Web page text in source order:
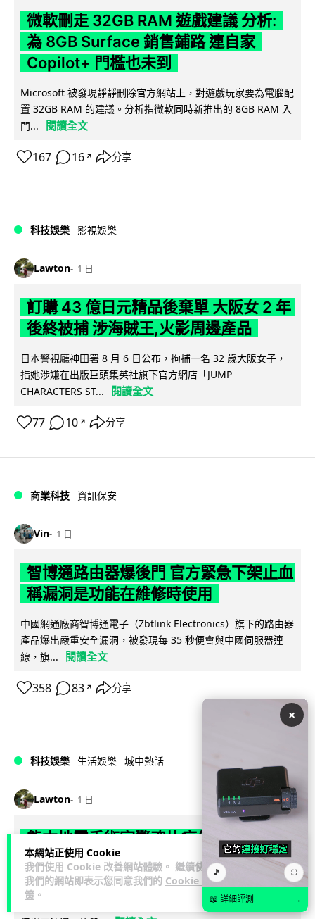
本網站正使用 Cookie
我們使用 Cookie 改善網站體驗。 繼續使用
我們的網站即表示您同意我們的 Cookie 政
策 。
微軟刪走 32GB RAM 遊戲建議 分析:
為 8GB Surface 銷售鋪路 連自家
Copilot+ 門檻也未到
Microsoft 被發現靜靜刪除官方網站上，對遊戲玩家要為電腦配
置 32GB RAM 的建議。分析指微軟同時新推出的 8GB RAM 入
門...
閱讀全文
167 16 ↗ 分享
科技娛樂 影視娛樂
Lawton 1 日
訂購 43 億日元精品後棄單 大阪女 2 年
後終被捕 涉海賊王,火影周邊產品
日本警視廳神田署 8 月 6 日公布，拘捕一名 32 歲大阪女子，
指她涉嫌在出版巨頭集英社旗下官方網店「JUMP
CHARACTERS ST...
閱讀全文
77 10 ↗ 分享
商業科技 資訊保安
Vin 1 日
智博通路由器爆後門 官方緊急下架止血
稱漏洞是功能在維修時使用
中國網通廠商智博通電子（Zbtlink Electronics）旗下的路由器
產品爆出嚴重安全漏洞，被發現每 35 秒便會與中國伺服器連
線，旗...
閱讀全文
358 83 ↗ 分享
科技娛樂 生活娛樂 城中熱話
Lawton 1 日
熊本地震手術室驚魂片瘋傳 醫護保護病
人、逃生門 網民讚值得尊敬
熊本縣 7 月 28 日發生 7.1 級地震，熊本綜合醫院手術室鏡頭拍
下地震一刻，醫護人員臨危不亂保護病人，更馬上開逃生門確
×
🎵 ⛶
📖 詳細評測 →